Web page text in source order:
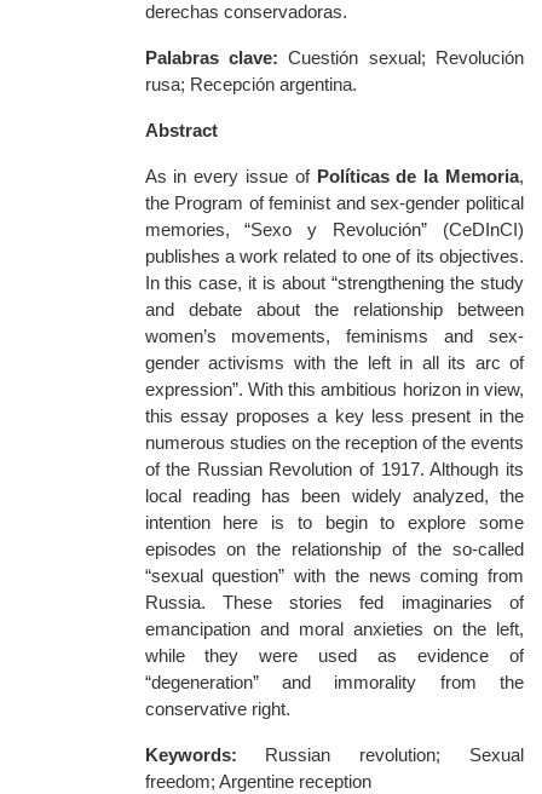
derechas conservadoras.
Palabras clave:Cuestión sexual; Revolución
rusa; Recepción argentina.
Abstract
As in every issue of Políticas de la Memoria,
the Program of feminist and sex-gender political
memories, “Sexo y Revolución” (CeDInCI)
publishes a work related to one of its objectives.
In this case, it is about “strengthening the study
and debate about the relationship between
women’s movements, feminisms and sex-
gender activisms with the left in all its arc of
expression”. With this ambitious horizon in view,
this essay proposes a key less present in the
numerous studies on the reception of the events
of the Russian Revolution of 1917. Although its
local reading has been widely analyzed, the
intention here is to begin to explore some
episodes on the relationship of the so-called
“sexual question” with the news coming from
Russia. These stories fed imaginaries of
emancipation and moral anxieties on the left,
while they were used as evidence of
“degeneration” and immorality from the
conservative right.
Keywords: Russian revolution; Sexual
freedom; Argentine reception